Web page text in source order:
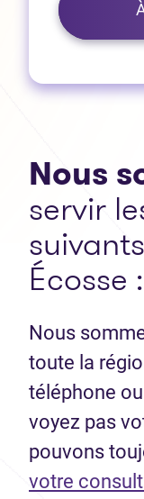
Nous
servir
Écosse :
Nous
toute la
téléphone
voyez pas
pouvons
votre